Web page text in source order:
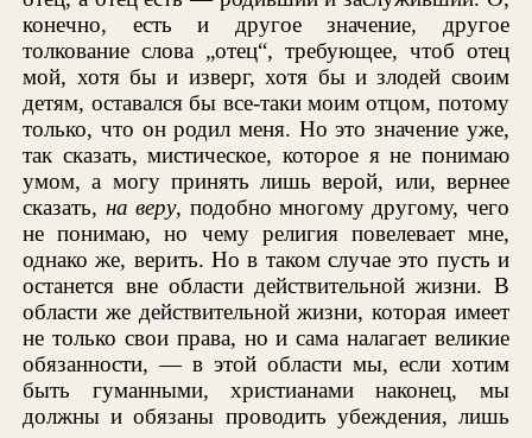
конечно, есть и другое значение, другое
толкование слова „отец“, требующее, чтоб отец
мой, хотя бы и изверг, хотя бы и злодей своим
детям, оставался бы все-таки моим отцом, потому
только, что он родил меня. Но это значение уже,
так сказать, мистическое, которое я не понимаю
умом, а могу принять лишь верой, или, вернее
сказать, на веру, подобно многому другому, чего
не понимаю, но чему религия повелевает мне,
однако же, верить. Но в таком случае это пусть и
останется вне области действительной жизни. В
области же действительной жизни, которая имеет
не только свои права, но и сама налагает великие
обязанности, — в этой области мы, если хотим
быть гуманными, христианами наконец, мы
должны и обязаны проводить убеждения, лишь